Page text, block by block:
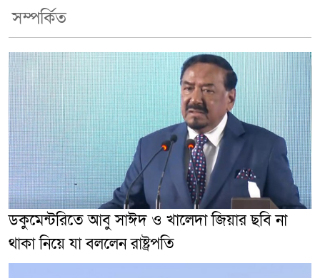
সম্পর্কিত
ডকুমেন্টরিতে আবু সাঈদ ও খালেদা জিয়ার ছবি না
থাকা নিয়ে যা বললেন রাষ্ট্রপতি